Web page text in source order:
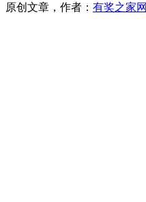
原创文章，作者： 有奖之家网